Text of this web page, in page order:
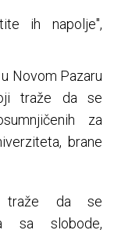
ih napolje",
Novom Pazaru
traže da se
za
brane
traže da se
sa slobode,